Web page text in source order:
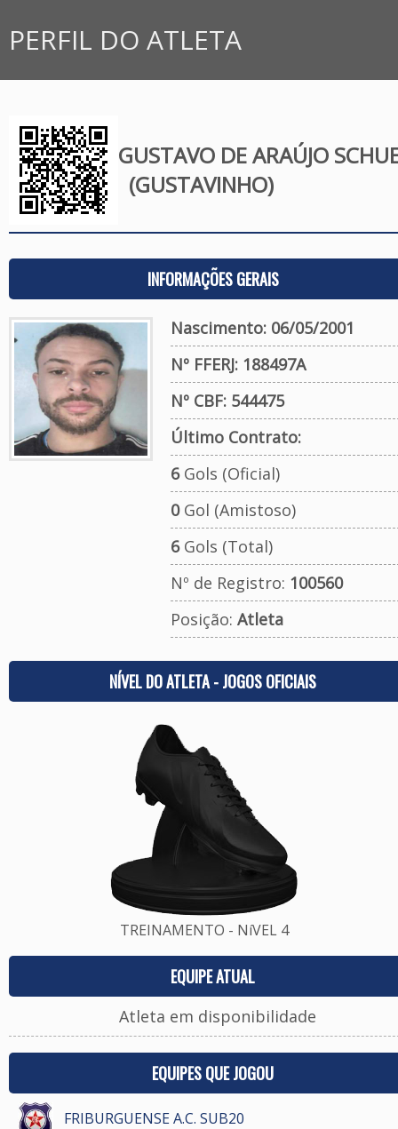
PERFIL DO ATLETA
GUSTAVO DE ARAÚJO
(GUSTAVINHO)
INFORMAÇÕES GERAIS
Nascimento: 06/05/2001
Nº FFERJ: 188497A
Nº CBF: 544475
Último Contrato:
6Gols (Oficial)
0Gol (Amistoso)
6Gols (Total)
Nº de Registro: 100560
Posição: Atleta
NÍVEL DO ATLETA - JOGOS OFICIAIS
TREINAMENTO - NíVEL 4
EQUIPE ATUAL
Atleta em disponibilidade
EQUIPES QUE JOGOU
FRIBURGUENSE A.C. SUB20